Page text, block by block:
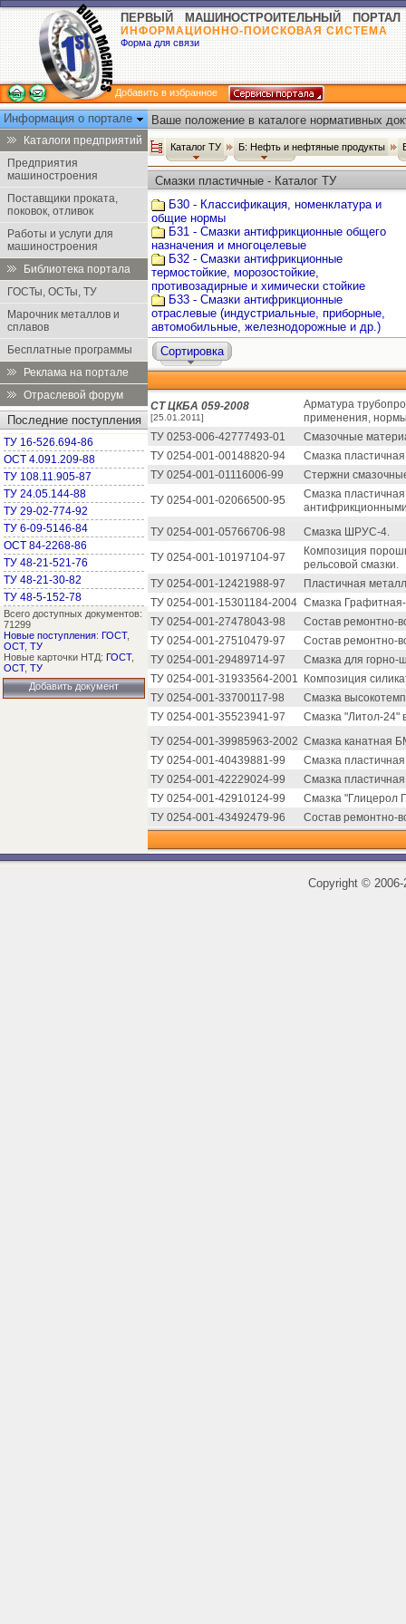
ПЕРВЫЙ МАШИНОСТРОИТЕЛЬНЫЙ ПОРТАЛ
ИНФОРМАЦИОННО-ПОИСКОВАЯ СИСТЕМА
Форма для связи
Добавить в избранное
Информация о портале
Каталоги предприятий
Предприятия
машиностроения
Поставщики проката,
поковок, отливок
Работы и услуги для
машиностроения
Библиотека портала
ГОСТы, ОСТы, ТУ
Марочник металлов и
сплавов
Бесплатные программы
Реклама на портале
Отраслевой форум
Последние поступления
ТУ 16-526.694-86
ОСТ 4.091.209-88
ТУ 108.11.905-87
ТУ 24.05.144-88
ТУ 29-02-774-92
ТУ 6-09-5146-84
ОСТ 84-2268-86
ТУ 48-21-521-76
ТУ 48-21-30-82
ТУ 48-5-152-78
Всего доступных документов:
71299
Новые поступления: ГОСТ,
ОСТ, ТУ
Новые карточки НТД: ГОСТ,
ОСТ, ТУ
Добавить документ
Ваше положение в каталоге нормативных
Каталог ТУ Б: Нефть и нефтяные продукты
Смазки пластичные - Каталог ТУ
Б30 - Классификация, номенклатура и
общие нормы
Б31 - Смазки антифрикционные общего
назначения и многоцелевые
Б32 - Смазки антифрикционные
термостойкие, морозостойкие,
противозадирные и химически стойкие
Б33 - Смазки антифрикционные
отраслевые (индустриальные, приборные,
автомобильные, железнодорожные и др.)
Сортировка
СТ ЦКБА 059-2008
[25.01.2011]
Арматура
применения,
ТУ 0253-006-42777493-01
Смазочные
ТУ 0254-001-00148820-94
Смазка
ТУ 0254-001-01116006-99
Стержни
ТУ 0254-001-02066500-95
Смазка
ТУ 0254-001-05766706-98
Смазка ШРУС-4.
ТУ 0254-001-10197104-97
Композиция
рельсовой смазки.
ТУ 0254-001-12421988-97
Пластичная
ТУ 0254-001-15301184-2004 Смазка
ТУ 0254-001-27478043-98
Состав ремонтно-
ТУ 0254-001-27510479-97
Состав ремонтно-
ТУ 0254-001-29489714-97
Смазка для горно-
ТУ 0254-001-31933564-2001
Композиция
ТУ 0254-001-33700117-98
Смазка
ТУ 0254-001-35523941-97
Смазка "Литол-24"
ТУ 0254-001-39985963-2002 Смазка канатная
ТУ 0254-001-40439881-99
Смазка
ТУ 0254-001-42229024-99
Смазка
ТУ 0254-001-42910124-99
Смазка "Глицерол
ТУ 0254-001-43492479-96
Состав ремонтно-
Copyright ©